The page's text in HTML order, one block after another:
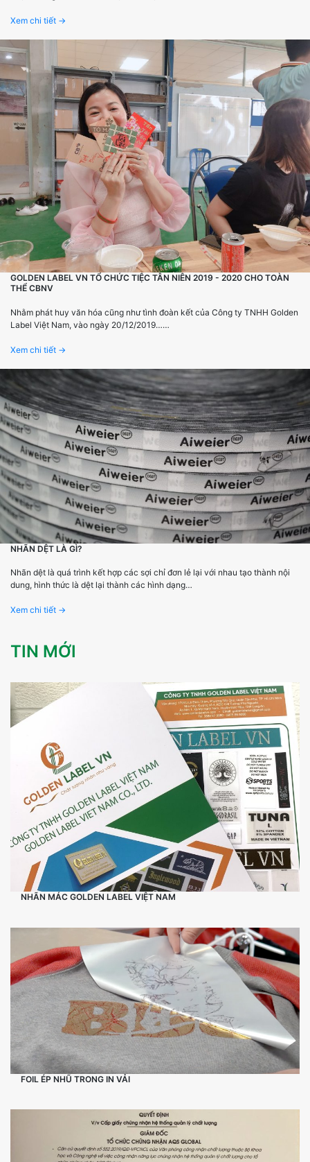
Xem chi tiết →
GOLDEN LABEL VN TỔ CHỨC TIỆC TÂN NIÊN 2019 - 2020 CHO TOÀN
THỂ CBNV
Nhằm phát huy văn hóa cũng như tình đoàn kết của Công ty TNHH Golden
Label Việt Nam, vào ngày 20/12/2019……
Xem chi tiết →
NHÃN DỆT LÀ GÌ?
Nhãn dệt là quá trình kết hợp các sợi chỉ đơn lẻ lại với nhau tạo thành nội
dung, hình thức là dệt lại thành các hình dạng…
Xem chi tiết →
TIN MỚI
NHÃN MÁC GOLDEN LABEL VIỆT NAM
FOIL ÉP NHŨ TRONG IN VẢI